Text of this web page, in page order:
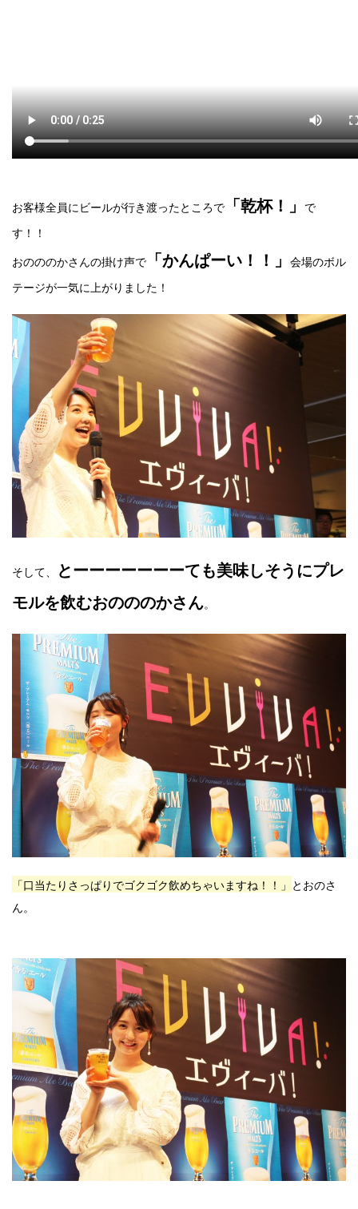
お客様全員にビールが行き渡ったところで 「乾杯！」 で
す！！
おのののかさんの掛け声で 「かんぱーい！！」 会場のボル
テージが一気に上がりました！
そして、
とーーーーーーーても美味しそうにプレ
モルを飲むおのののかさん。
「口当たりさっぱりでゴクゴク飲めちゃいますね！！」 とおのさ
ん。